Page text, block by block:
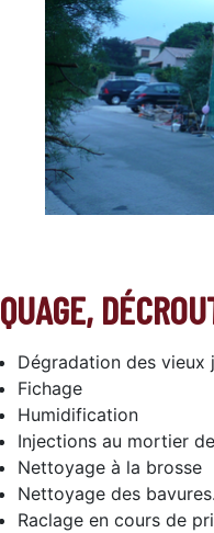
Dégradation des vieux
Fichage
Humidification
Injections au mortier
Nettoyage à la brosse
Nettoyage des bavures.
Raclage en cours de